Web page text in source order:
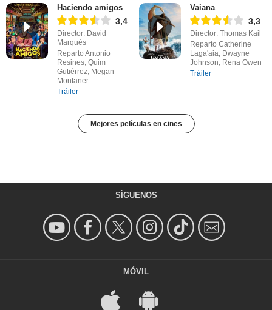
Haciendo amigos
3,4
Director: David
Marqués
Reparto Antonio
Resines, Quim
Gutiérrez, Megan
Montaner
Tráiler
Vaiana
3,3
Director: Thomas Kail
Reparto Catherine
Laga'aia, Dwayne
Johnson, Rena Owen
Tráiler
Mejores películas en cines
SÍGUENOS
MÓVIL